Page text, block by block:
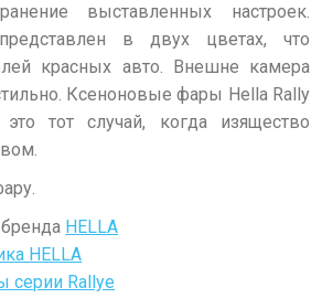
выставленных настроек.
в двух цветах, что
красных авто. Внешне камера
Ксеноновые фары Hella Rally
это тот случай, когда изящество
HELLA
HELLA
серии Rallye